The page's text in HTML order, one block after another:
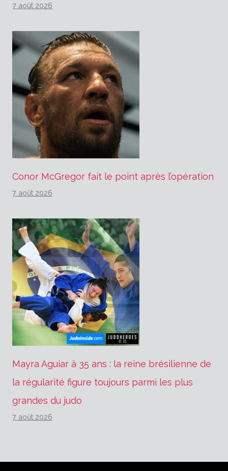
7 août 2026
Conor McGregor fait le point après l’opération
7 août 2026
Mayra Aguiar à 35 ans : la reine brésilienne de
la régularité figure toujours parmi les plus
grandes du judo
7 août 2026